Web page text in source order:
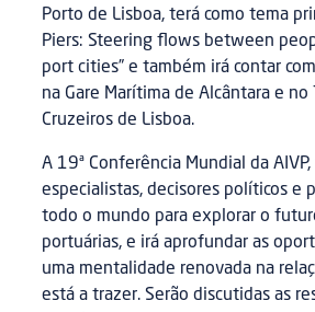
Porto de Lisboa, terá como tema
Piers: Steering flows between
port cities” e também irá contar
na Gare Marítima de Alcântara e no
Cruzeiros de Lisboa.
A 19ª Conferência Mundial da
especialistas, decisores políticos e
todo o mundo para explorar o
portuárias, e irá aprofundar as
uma mentalidade renovada na
está a trazer. Serão discutidas as